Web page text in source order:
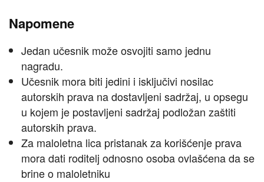
Napomene
Jedan učesnik može osvojiti samo jednu
nagradu.
Učesnik mora biti jedini i isključivi nosilac
autorskih prava na dostavljeni sadržaj, u opsegu
u kojem je postavljeni sadržaj podložan zaštiti
autorskih prava.
Za maloletna lica pristanak za korišćenje prava
mora dati roditelj odnosno osoba ovlašćena da se
brine o maloletniku